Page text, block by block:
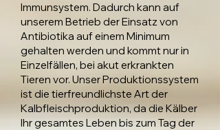
Immunsystem. Dadurch kann auf
unserem Betrieb der Einsatz von
Antibiotika auf einem Minimum
gehalten werden und kommt nur in
Einzelfällen, bei akut erkrankten
Tieren vor. Unser Produktionssystem
ist die tierfreundlichste Art der
Kalbfleischproduktion, da die Kälber
Ihr gesamtes Leben bis zum Tag der